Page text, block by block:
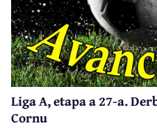
Liga A, etapa a 27-a.
Cornu